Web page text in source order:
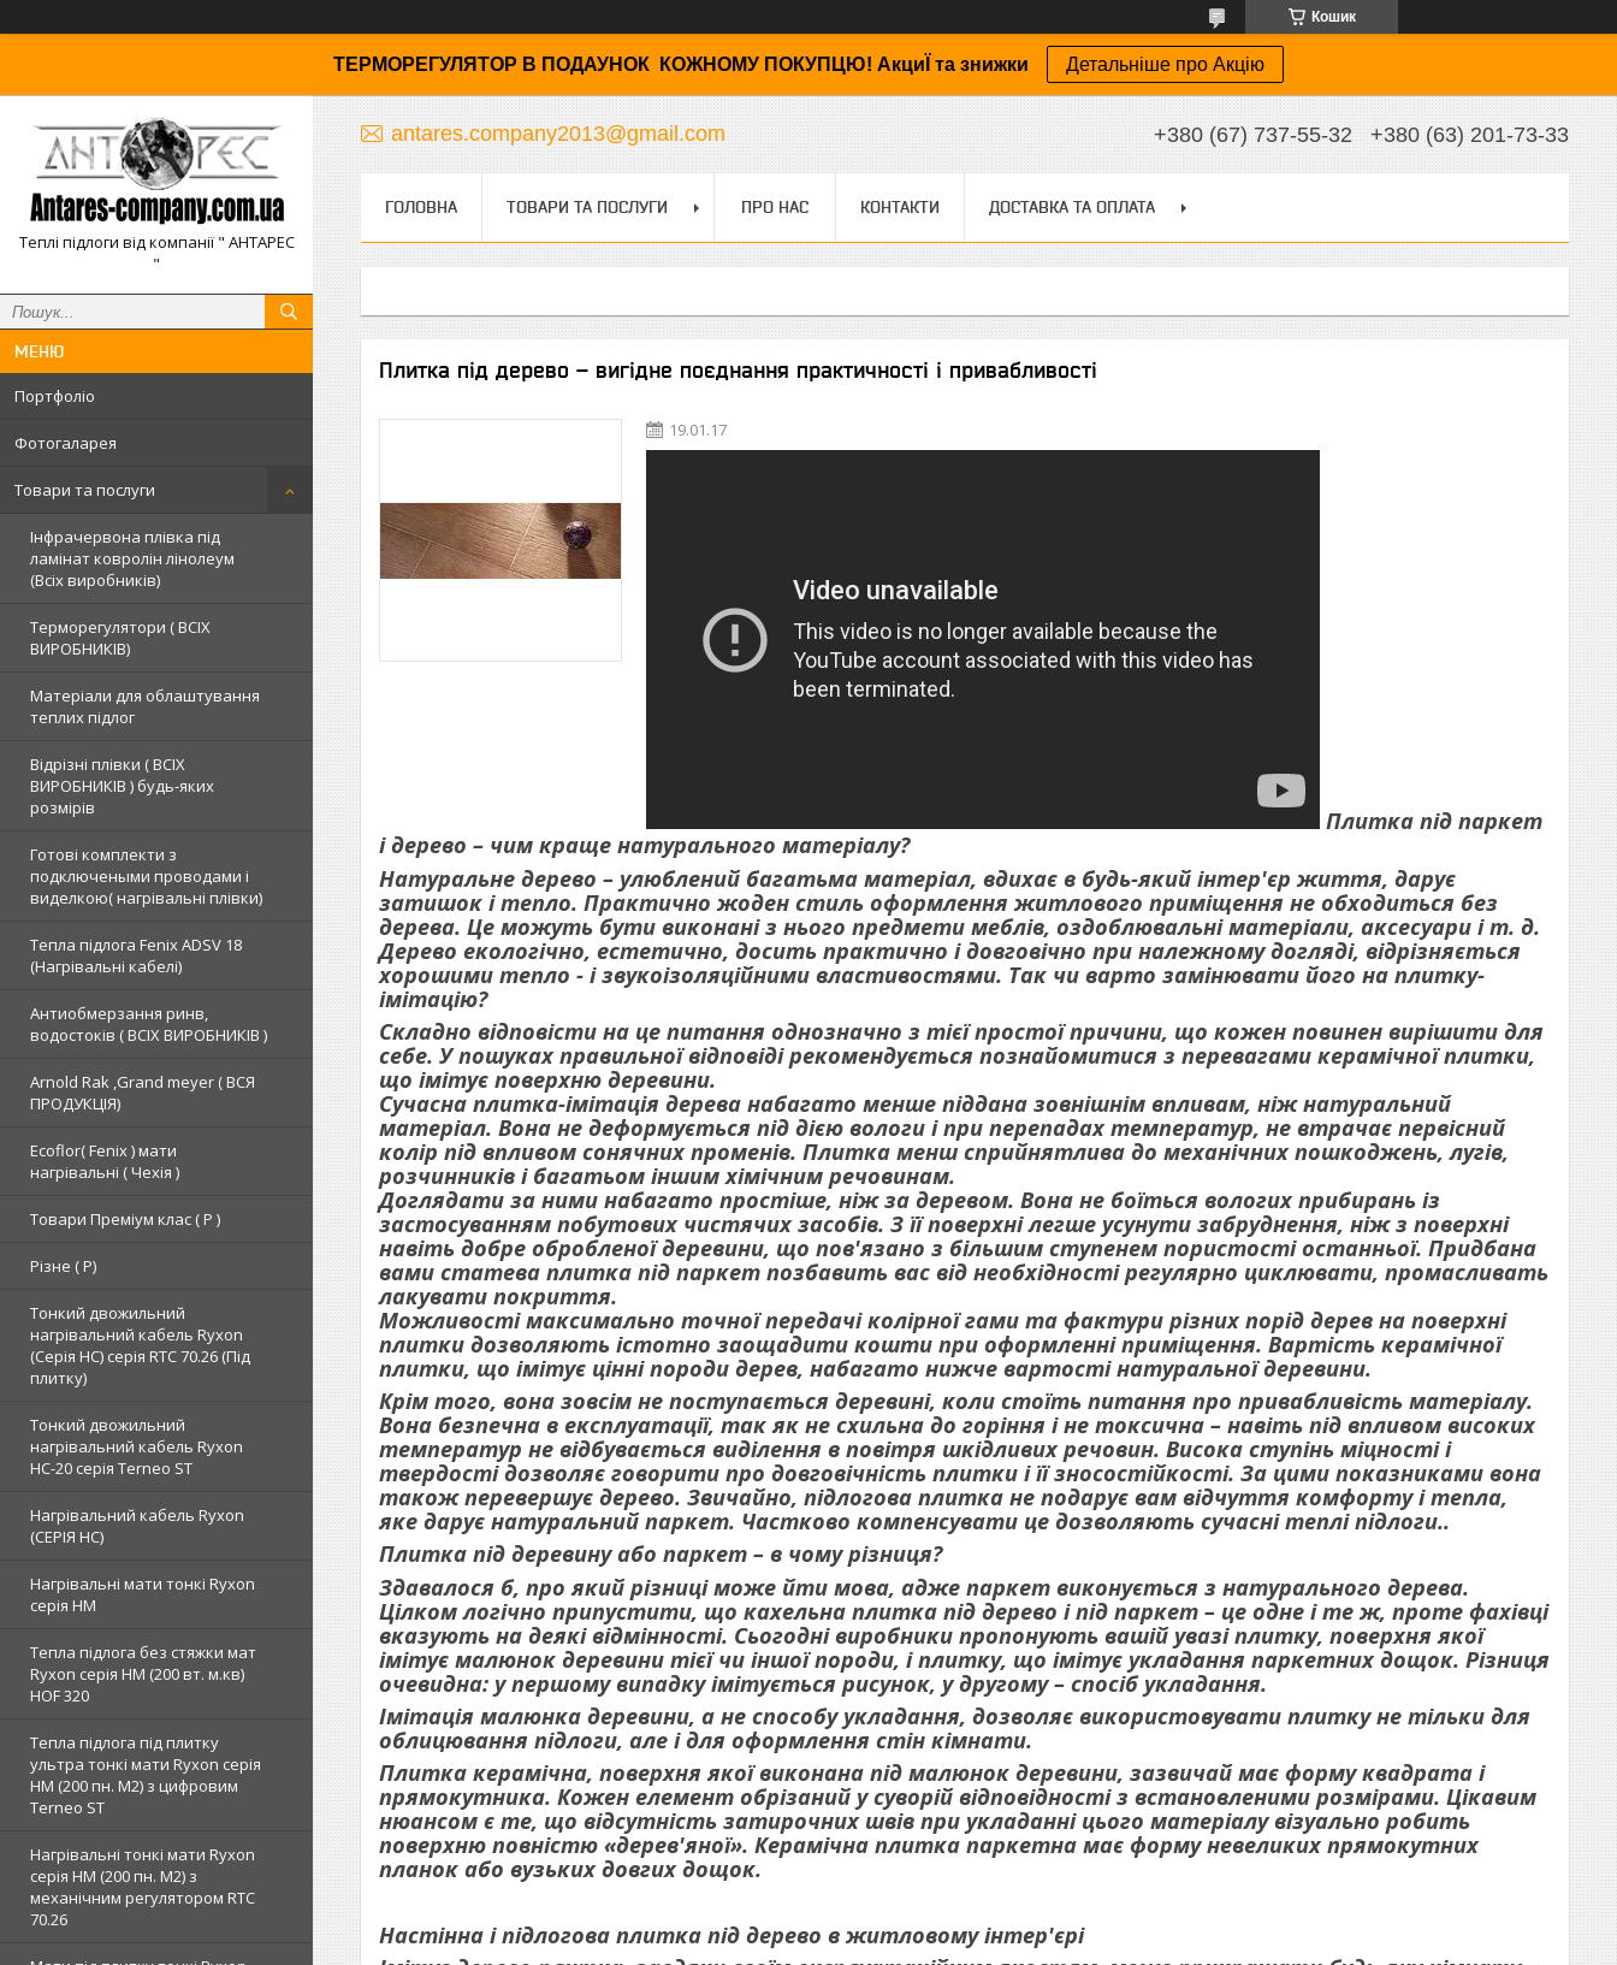
Кошик
ТЕРМОРЕГУЛЯТОР В ПОДАУНОК КОЖНОМУ ПОКУПЦЮ! АкциЇ та знижки Детальніше про Акцію
Теплі підлоги від компанії " АНТАРЕС
"
Портфоліо
Фотогаларея
Товари та послуги
Інфрачервона плівка під
ламінат ковролін лінолеум
(Всіх виробників)
Терморегулятори ( ВСІХ
ВИРОБНИКІВ)
Матеріали для облаштування
теплих підлог
Відрізні плівки ( ВСІХ
ВИРОБНИКІВ ) будь-яких
розмірів
Готові комплекти з
подключеными проводами і
виделкою( нагрівальні плівки)
Тепла підлога Fenix ADSV 18
(Нагрівальні кабелі)
Антиобмерзання ринв,
водостоків ( ВСІХ ВИРОБНИКІВ )
Arnold Rak ,Grand meyer ( ВСЯ
ПРОДУКЦІЯ)
Ecoflor( Fenix ) мати
нагрівальні ( Чехія )
Товари Преміум клас ( Р )
Різне ( Р)
Тонкий двожильний
нагрівальний кабель Ryxon
(Серія НС) серія RTC 70.26 (Під
плитку)
Тонкий двожильний
нагрівальний кабель Ryxon
HC-20 серія Terneo ST
Нагрівальний кабель Ryxon
(СЕРІЯ НС)
Нагрівальні мати тонкі Ryxon
серія НМ
Тепла підлога без стяжки мат
Ryxon серія НМ (200 вт. м.кв)
HOF 320
Тепла підлога під плитку
ультра тонкі мати Ryxon серія
НМ (200 пн. М2) з цифровим
Terneo ST
Нагрівальні тонкі мати Ryxon
серія НМ (200 пн. М2) з
механічним регулятором RTC
70.26
antares.company2013@gmail.com +380 (67) 737-55-32 +380 (63) 201-73-33
ГОЛОВНА ТОВАРИ ТА ПОСЛУГИ ПРО НАС КОНТАКТИ ДОСТАВКА ТА ОПЛАТА
Плитка під дерево – вигідне поєднання практичності і привабливості
19.01.17
Плитка під паркет
і дерево – чим краще натурального матеріалу?
Натуральне дерево – улюблений багатьма матеріал, вдихає в будь-який інтер'єр життя, дарує
затишок і тепло. Практично жоден стиль оформлення житлового приміщення не обходиться без
дерева. Це можуть бути виконані з нього предмети меблів, оздоблювальні матеріали, аксесуари і т. д.
Дерево екологічно, естетично, досить практично і довговічно при належному догляді, відрізняється
хорошими тепло - і звукоізоляційними властивостями. Так чи варто замінювати його на плитку-
імітацію?
Складно відповісти на це питання однозначно з тієї простої причини, що кожен повинен вирішити для
себе. У пошуках правильної відповіді рекомендується познайомитися з перевагами керамічної плитки,
що імітує поверхню деревини.
Сучасна плитка-імітація дерева набагато менше піддана зовнішнім впливам, ніж натуральний
матеріал. Вона не деформується під дією вологи і при перепадах температур, не втрачає первісний
колір під впливом сонячних променів. Плитка менш сприйнятлива до механічних пошкоджень, лугів,
розчинників і багатьом іншим хімічним речовинам.
Доглядати за ними набагато простіше, ніж за деревом. Вона не боїться вологих прибирань із
застосуванням побутових чистячих засобів. З її поверхні легше усунути забруднення, ніж з поверхні
навіть добре обробленої деревини, що пов'язано з більшим ступенем пористості останньої. Придбана
вами статева плитка під паркет позбавить вас від необхідності регулярно циклювати, промасливать
лакувати покриття.
Можливості максимально точної передачі колірної гами та фактури різних порід дерев на поверхні
плитки дозволяють істотно заощадити кошти при оформленні приміщення. Вартість керамічної
плитки, що імітує цінні породи дерев, набагато нижче вартості натуральної деревини.
Крім того, вона зовсім не поступається деревині, коли стоїть питання про привабливість матеріалу.
Вона безпечна в експлуатації, так як не схильна до горіння і не токсична – навіть під впливом високих
температур не відбувається виділення в повітря шкідливих речовин. Висока ступінь міцності і
твердості дозволяє говорити про довговічність плитки і її зносостійкості. За цими показниками вона
також перевершує дерево. Звичайно, підлогова плитка не подарує вам відчуття комфорту і тепла,
яке дарує натуральний паркет. Частково компенсувати це дозволяють сучасні теплі підлоги..
Плитка під деревину або паркет – в чому різниця?
Здавалося б, про який різниці може йти мова, адже паркет виконується з натурального дерева.
Цілком логічно припустити, що кахельна плитка під дерево і під паркет – це одне і те ж, проте фахівці
вказують на деякі відмінності. Сьогодні виробники пропонують вашій увазі плитку, поверхня якої
імітує малюнок деревини тієї чи іншої породи, і плитку, що імітує укладання паркетних дощок. Різниця
очевидна: у першому випадку імітується рисунок, у другому – спосіб укладання.
Імітація малюнка деревини, а не способу укладання, дозволяє використовувати плитку не тільки для
облицювання підлоги, але і для оформлення стін кімнати.
Плитка керамічна, поверхня якої виконана під малюнок деревини, зазвичай має форму квадрата і
прямокутника. Кожен елемент обрізаний у суворій відповідності з встановленими розмірами. Цікавим
нюансом є те, що відсутність затирочних швів при укладанні цього матеріалу візуально робить
поверхню повністю «дерев'яної». Керамічна плитка паркетна має форму невеликих прямокутних
планок або вузьких довгих дощок.
Настінна і підлогова плитка під дерево в житловому інтер'єрі